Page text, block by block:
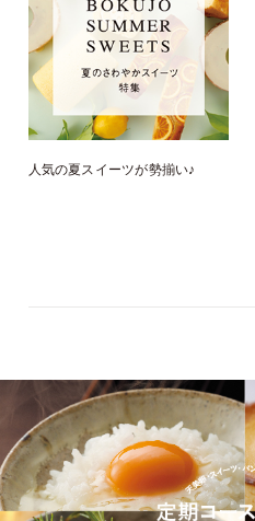
人気の夏スイーツが勢揃い♪